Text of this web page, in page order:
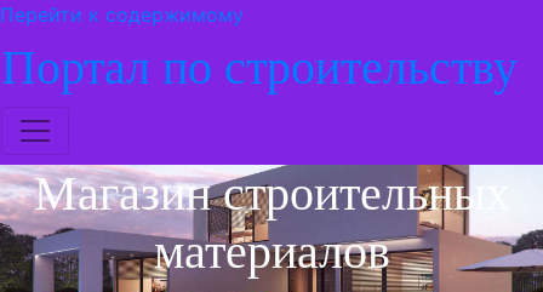
Перейти к содержимому
Портал по строительству
Магазин строительных
материалов